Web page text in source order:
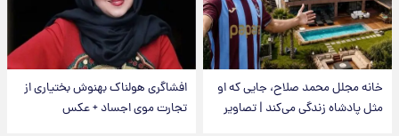
خانه مجلل محمد صلاح، جایی که او
مثل پادشاه زندگی می‌کند | تصاویر
افشاگری هولناک بهنوش بختیاری از
تجارت موی اجساد + عکس